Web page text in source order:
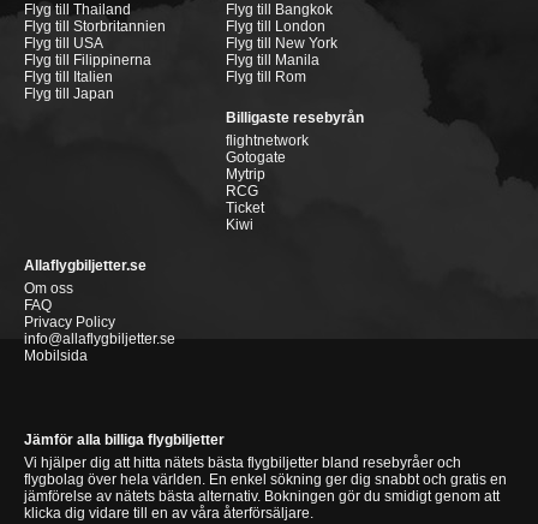
Flyg till Thailand
Flyg till Storbritannien
Flyg till USA
Flyg till Filippinerna
Flyg till Italien
Flyg till Japan
Flyg till Bangkok
Flyg till London
Flyg till New York
Flyg till Manila
Flyg till Rom
Billigaste resebyrån
flightnetwork
Gotogate
Mytrip
RCG
Ticket
Kiwi
Allaflygbiljetter.se
Om oss
FAQ
Privacy Policy
info@allaflygbiljetter.se
Mobilsida
Jämför alla billiga flygbiljetter
Vi hjälper dig att hitta nätets bästa flygbiljetter bland resebyråer och
flygbolag över hela världen. En enkel sökning ger dig snabbt och gratis en
jämförelse av nätets bästa alternativ. Bokningen gör du smidigt genom att
klicka dig vidare till en av våra återförsäljare.